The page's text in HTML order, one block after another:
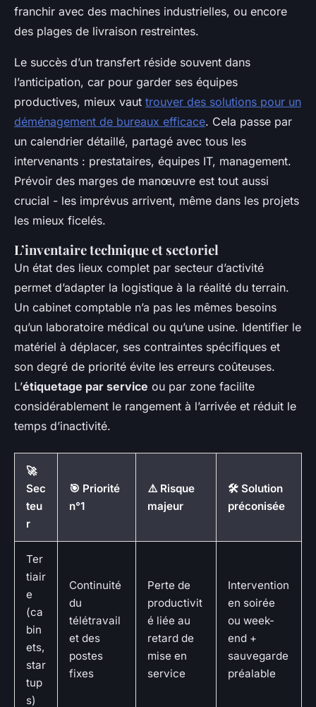
franchir avec des machines industrielles, ou encore
des plages de livraison restreintes.
Le succès d’un transfert réside souvent dans
l’anticipation, car pour garder ses équipes
productives, mieux vaut trouver des solutions pour un
déménagement de bureaux efficace. Cela passe par
un calendrier détaillé, partagé avec tous les
intervenants : prestataires, équipes IT, management.
Prévoir des marges de manœuvre est tout aussi
crucial - les imprévus arrivent, même dans les projets
les mieux ficelés.
L’inventaire technique et sectoriel
Un état des lieux complet par secteur d’activité
permet d’adapter la logistique à la réalité du terrain.
Un cabinet comptable n’a pas les mêmes besoins
qu’un laboratoire médical ou qu’une usine. Identifier le
matériel à déplacer, ses contraintes spécifiques et
son degré de priorité évite les erreurs coûteuses.
L’étiquetage par service ou par zone facilite
considérablement le rangement à l’arrivée et réduit le
temps d’inactivité.
🚀
Sec
teu
r
🎯 Priorité
n°1
⚠️ Risque
majeur
🛠️ Solution
préconisée
Ter
tiair
e
(ca
bin
ets,
star
tup
s)
Continuité
du
télétravail
et des
postes
fixes
Perte de
productivit
é liée au
retard de
mise en
service
Intervention
en soirée
ou week-
end +
sauvegarde
préalable